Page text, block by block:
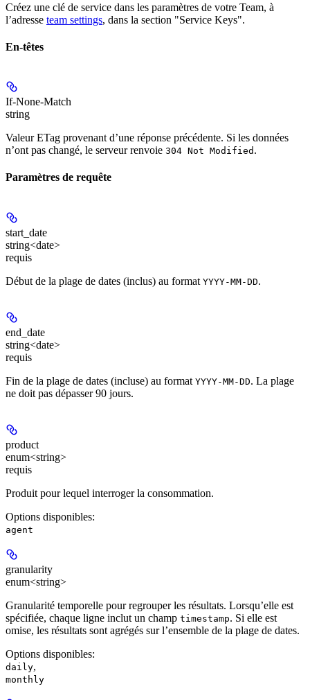
Créez une clé de service dans les paramètres de votre Team, à
l’adresse team settings, dans la section "Service Keys".
En-têtes
If-None-Match
string
Valeur ETag provenant d’une réponse précédente. Si les données
n’ont pas changé, le serveur renvoie 304 Not Modified .
Paramètres de requête
start_date
string<date>
requis
Début de la plage de dates (inclus) au format YYYY-MM-DD.
end_date
string<date>
requis
Fin de la plage de dates (incluse) au format YYYY-MM-DD. La plage
ne doit pas dépasser 90 jours.
product
enum<string>
requis
Produit pour lequel interroger la consommation.
Options disponibles:
agent
granularity
enum<string>
Granularité temporelle pour regrouper les résultats. Lorsqu’elle est
spécifiée, chaque ligne inclut un champ timestamp. Si elle est
omise, les résultats sont agrégés sur l’ensemble de la plage de dates.
Options disponibles:
daily,
monthly